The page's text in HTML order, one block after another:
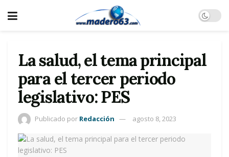
La salud, el tema principal
para el tercer periodo
legislativo: PES
Publicado por Redacción agosto 8, 2023